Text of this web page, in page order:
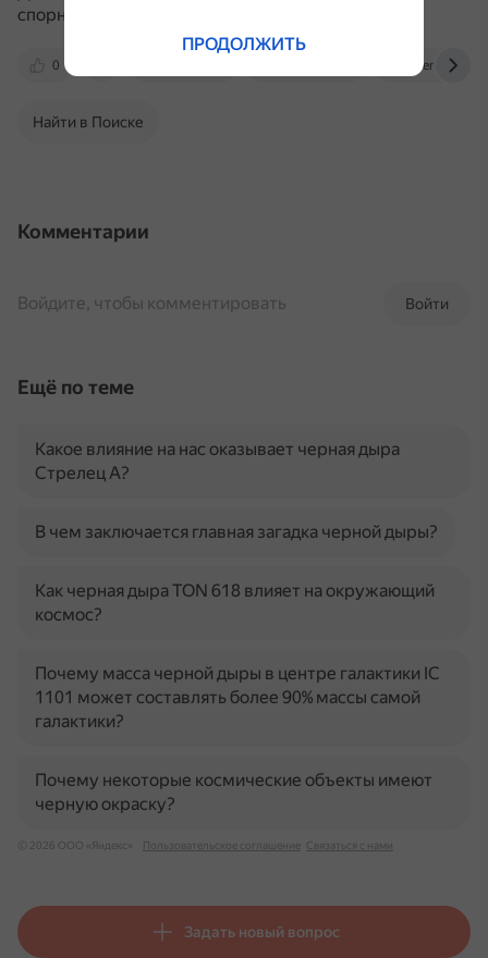
спорной теории квантовой гравитации.
0 dzen.ru
Найти в Поиске
Комментарии
Войти
Войдите, чтобы комментировать
Ещё по теме
Какое влияние на нас оказывает черная дыра
Стрелец А?
В чем заключается главная загадка черной дыры?
Как черная дыра TON 618 влияет на окружающий
космос?
Почему масса черной дыры в центре галактики IC
1101 может составлять более 90% массы самой
галактики?
Почему некоторые космические объекты имеют
черную окраску?
© 2026 ООО «Яндекс» Пользовательское соглашение Связаться с нами
Задать новый вопрос
ПРОДОЛЖИТЬ